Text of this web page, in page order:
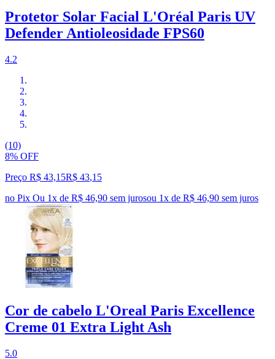
Protetor Solar Facial L'Oréal Paris UV
Defender Antioleosidade FPS60
4.2
(10)
8% OFF
Preço R$ 43,15R$ 43,15
no Pix Ou 1x de R$ 46,90 sem jurosou 1x de R$ 46,90 sem juros
Cor de cabelo L'Oreal Paris Excellence
Creme 01 Extra Light Ash
5.0